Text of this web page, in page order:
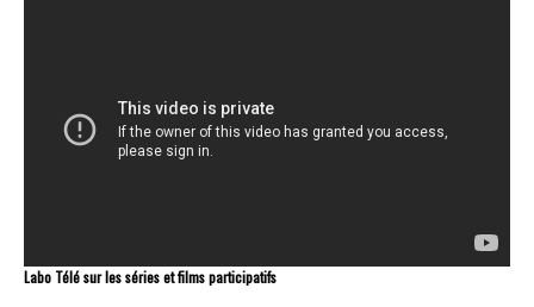
Labo Télé sur les séries et films participatifs